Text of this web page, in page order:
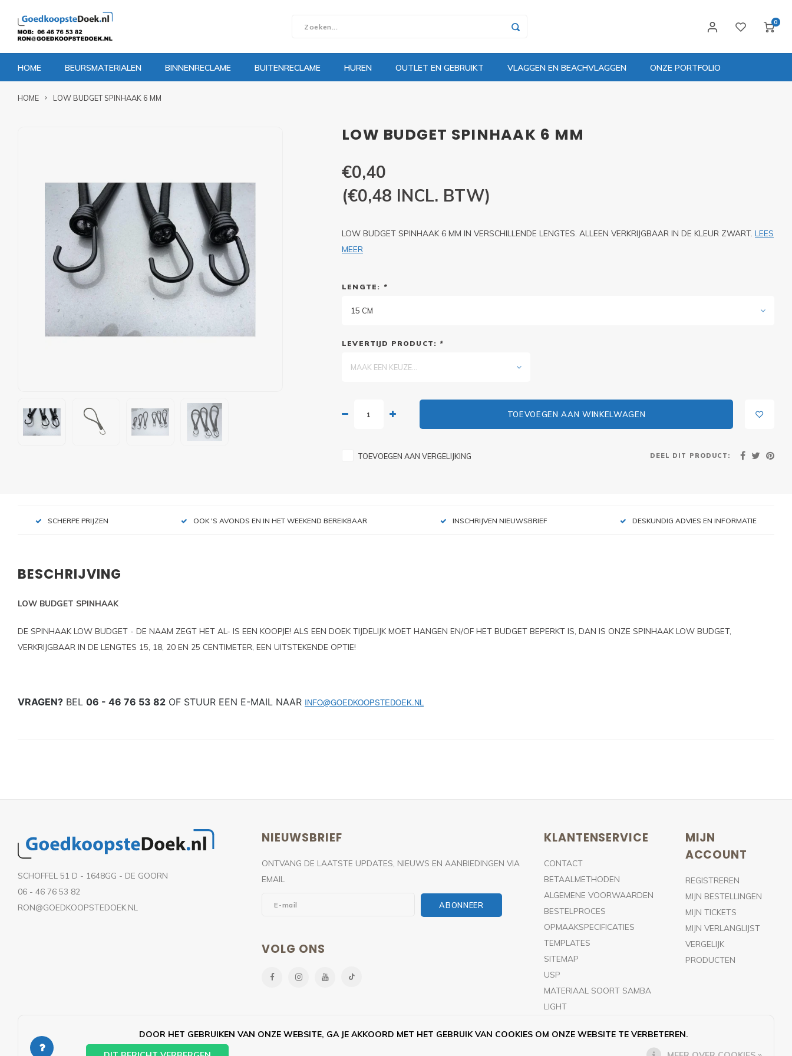
0
HOME BEURSMATERIALEN BINNENRECLAME BUITENRECLAME HUREN OUTLET EN GEBRUIKT VLAGGEN EN BEACHVLAGGEN ONZE PORTFOLIO
HOME LOW BUDGET SPINHAAK 6 MM
LOW BUDGET SPINHAAK 6 MM
€0,40
(€0,48 INCL. BTW)
LOW BUDGET SPINHAAK 6 MM IN VERSCHILLENDE LENGTES. ALLEEN VERKRIJGBAAR IN DE KLEUR ZWART. LEES
MEER
LENGTE: *
15 CM
LEVERTIJD PRODUCT: *
MAAK EEN KEUZE...
TOEVOEGEN AAN WINKELWAGEN
TOEVOEGEN AAN VERGELIJKING DEEL DIT PRODUCT:
SCHERPE PRIJZEN OOK 'S AVONDS EN IN HET WEEKEND BEREIKBAAR INSCHRIJVEN NIEUWSBRIEF DESKUNDIG ADVIES EN INFORMATIE
BESCHRIJVING
LOW BUDGET SPINHAAK
DE SPINHAAK LOW BUDGET - DE NAAM ZEGT HET AL- IS EEN KOOPJE! ALS EEN DOEK TIJDELIJK MOET HANGEN EN/OF HET BUDGET BEPERKT IS, DAN IS ONZE SPINHAAK LOW BUDGET,
VERKRIJGBAAR IN DE LENGTES 15, 18, 20 EN 25 CENTIMETER, EEN UITSTEKENDE OPTIE!
VRAGEN? BEL 06 - 46 76 53 82 OF STUUR EEN E-MAIL NAAR INFO@GOEDKOOPSTEDOEK.NL
SCHOFFEL 51 D - 1648GG - DE GOORN
06 - 46 76 53 82
RON@GOEDKOOPSTEDOEK.NL
NIEUWSBRIEF
ONTVANG DE LAATSTE UPDATES, NIEUWS EN AANBIEDINGEN VIA
EMAIL
ABONNEER
VOLG ONS
KLANTENSERVICE
CONTACT
BETAALMETHODEN
ALGEMENE VOORWAARDEN
BESTELPROCES
OPMAAKSPECIFICATIES
TEMPLATES
SITEMAP
USP
MATERIAAL SOORT SAMBA
LIGHT
MIJN
ACCOUNT
REGISTREREN
MIJN BESTELLINGEN
MIJN TICKETS
MIJN VERLANGLIJST
VERGELIJK
PRODUCTEN
DOOR HET GEBRUIKEN VAN ONZE WEBSITE, GA JE AKKOORD MET HET GEBRUIK VAN COOKIES OM ONZE WEBSITE TE VERBETEREN.